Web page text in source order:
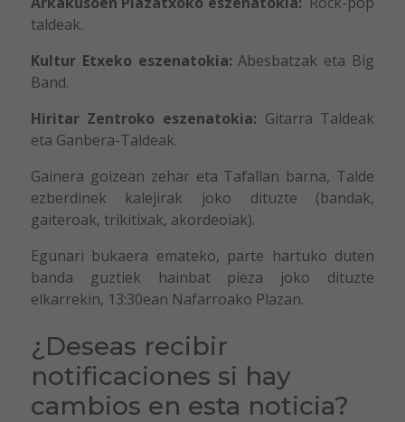
taldeak.
Kultur Etxeko eszenatokia: Abesbatzak eta Big
Band.
Hiritar Zentroko eszenatokia: Gitarra Taldeak
eta Ganbera-Taldeak.
Gainera goizean zehar eta Tafallan barna, Talde
ezberdinek kalejirak joko dituzte (bandak,
gaiteroak, trikitixak, akordeoiak).
Egunari bukaera emateko, parte hartuko duten
banda guztiek hainbat pieza joko dituzte
elkarrekin, 13:30ean Nafarroako Plazan.
¿Deseas recibir
notificaciones si hay
cambios en esta noticia?